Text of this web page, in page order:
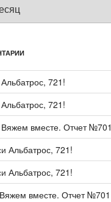
Альбатрос, 721!
Альбатрос, 721!
Вяжем вместе. Отчет №701
Альбатрос, 721!
Альбатрос, 721!
вместе. Отчет №701